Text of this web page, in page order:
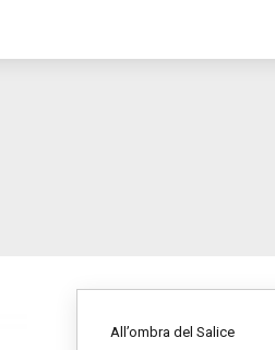
All’ombra del Salice